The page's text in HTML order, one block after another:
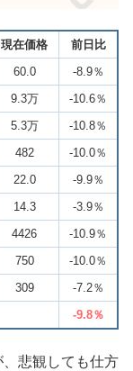
現在価格
前日比
60.0
-8.9％
9.3万
-10.6％
5.3万
-10.8％
482
-10.0％
22.0
-9.9％
14.3
-3.9％
4426
-10.9％
750
-10.0％
309
-7.2％
-9.8％
悲観しても仕方